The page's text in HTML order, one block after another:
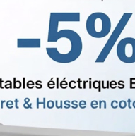
Masque
Référence
État